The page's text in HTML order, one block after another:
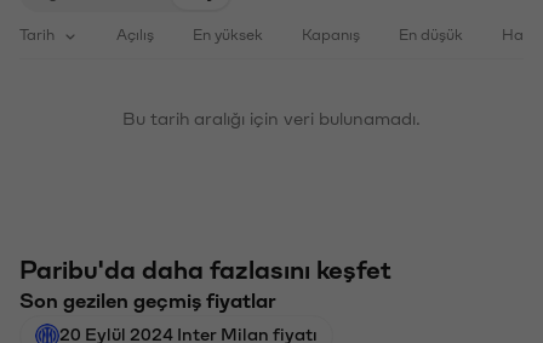
Tarih Açılış En yüksek Kapanış En düşük
Bu tarih aralığı için veri bulunamadı.
Paribu'da daha fazlasını keşfet
Son gezilen geçmiş fiyatlar
20 Eylül 2024 Inter Milan fiyatı